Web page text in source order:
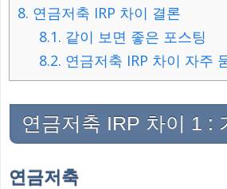
8. 연금저축 IRP 차이 결론
8.1. 같이 보면 좋은 포스팅
8.2. 연금저축 IRP 차이 자주
연금저축 IRP 차이 1 :
연금저축